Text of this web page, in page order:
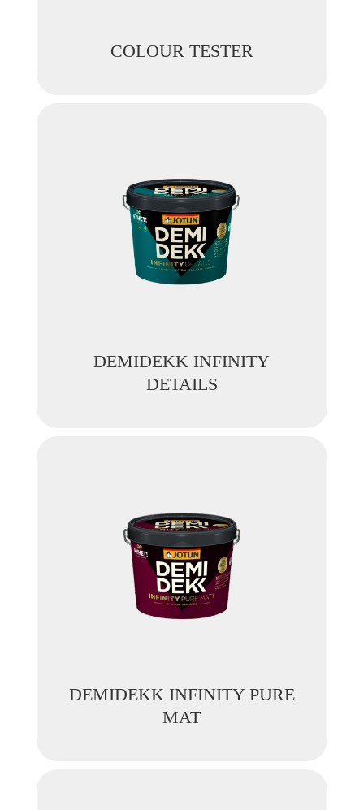
COLOUR TESTER
DEMIDEKK INFINITY
DETAILS
DEMIDEKK INFINITY PURE
MAT